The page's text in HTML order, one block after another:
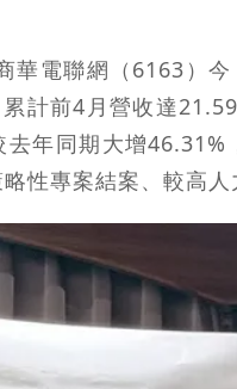
華電聯網（6163）
計前4月營收達
年同期大增
性專案結案、較高人